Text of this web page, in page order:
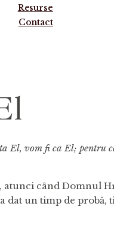
Resurse
Contact
vom fi ca El; pentru
atunci când Domnul
dat un timp de probă,